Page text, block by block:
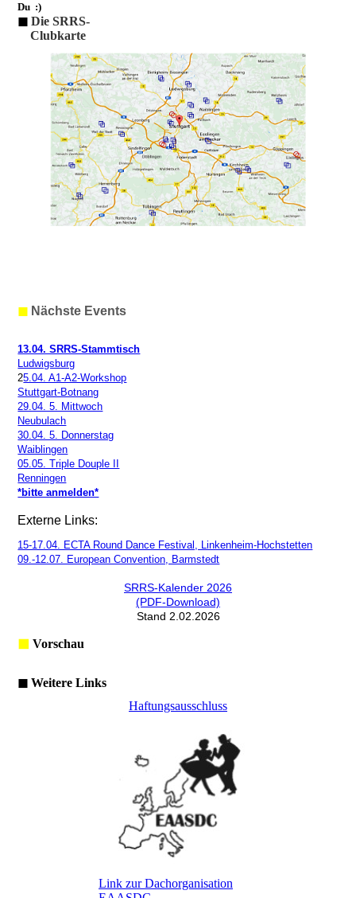
Du :)
◼ Die SRRS-
Clubkarte
◼ Nächste Events
13.04. SRRS-Stammtisch
Ludwigsburg
25.04. A1-A2-Workshop
Stuttgart-Botnang
29.04. 5. Mittwoch
Neubulach
30.04. 5. Donnerstag
Waiblingen
05.05. Triple Douple II
Renningen
*bitte anmelden*
Externe Links:
15-17.04. ECTA Round Dance Festival, Linkenheim-Hochstetten
09.-12.07. European Convention, Barmstedt
SRRS-Kalender 2026
(PDF-Download)
Stand 2.02.2026
◼ Vorschau
◼ Weitere Links
Haftungsausschluss
Link zur Dachorganisation